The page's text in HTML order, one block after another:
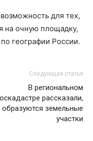
для тех,
на очную площадку,
географии России.
Следующая статья
В региональном
рассказали,
образуются земельные
участки